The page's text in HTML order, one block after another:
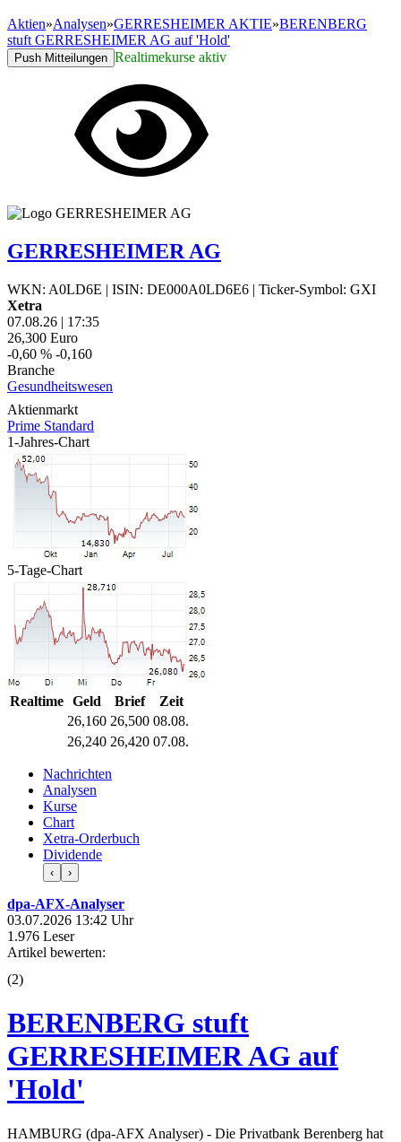
Aktien»Analysen»GERRESHEIMER AKTIE»BERENBERG
stuft GERRESHEIMER AG auf 'Hold'
Push Mitteilungen Realtimekurse aktiv
GERRESHEIMER AG
WKN: A0LD6E | ISIN: DE000A0LD6E6 | Ticker-Symbol: GXI
Xetra
07.08.26 | 17:35
26,300 Euro
-0,60 % -0,160
Branche
Gesundheitswesen
Aktienmarkt
Prime Standard
1-Jahres-Chart
5-Tage-Chart
Realtime Geld Brief
Zeit
26,160 26,500 08.08.
26,240 26,420 07.08.
Nachrichten
Analysen
Kurse
Chart
Xetra-Orderbuch
Dividende
‹ ›
dpa-AFX-Analyser
03.07.2026 13:42 Uhr
1.976 Leser
Artikel bewerten:
(2)
BERENBERG stuft
GERRESHEIMER AG auf
'Hold'
HAMBURG (dpa-AFX Analyser) - Die Privatbank Berenberg hat